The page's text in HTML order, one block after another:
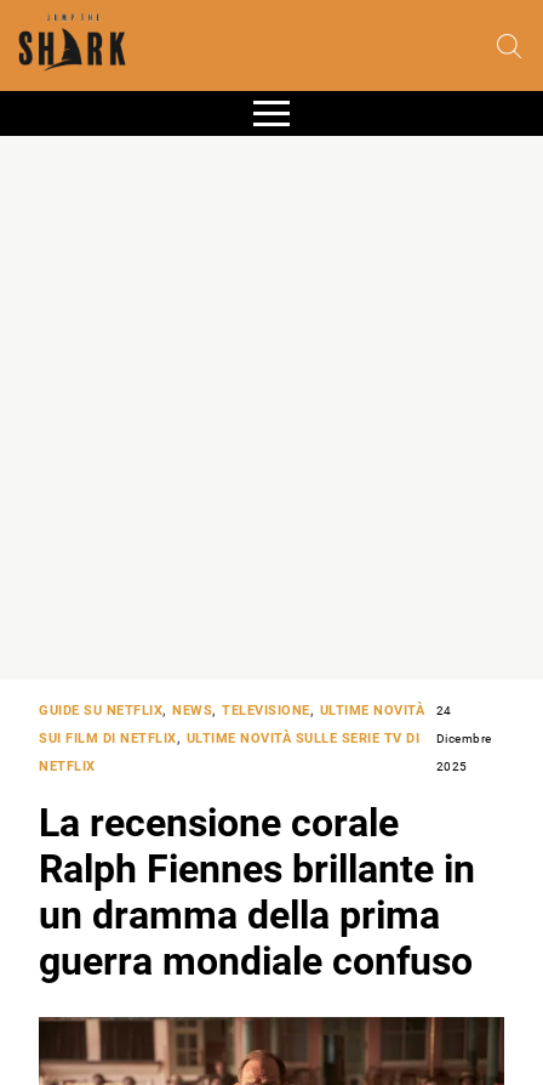
GUIDE SU NETFLIX, NEWS,TELEVISIONE, ULTIME NOVITÀ
SUI FILM DI NETFLIX, ULTIME NOVITÀ SULLE SERIE TV DI
NETFLIX
24
Dicembre
2025
La recensione corale
Ralph Fiennes brillante in
un dramma della prima
guerra mondiale confuso